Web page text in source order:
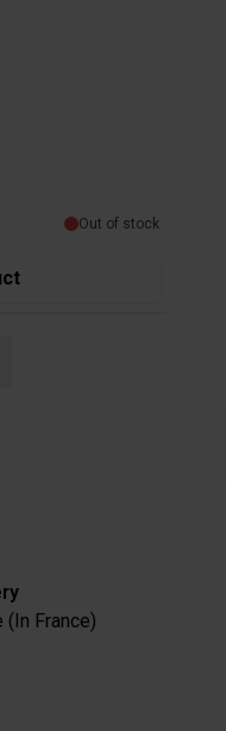
Out of stock
France)